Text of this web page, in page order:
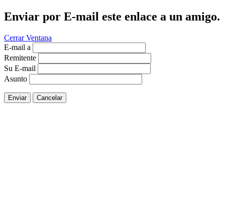
Enviar por E-mail este enlace a un amigo.
Cerrar Ventana
E-mail a
Remitente
Su E-mail
Asunto
Enviar Cancelar